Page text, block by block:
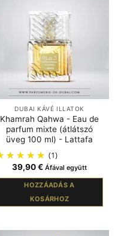
DUBAI KÁVÉ ILLATOK
Khamrah Qahwa - Eau de
parfum mixte (átlátszó
üveg 100 ml) - Lattafa
(1)
39,90€ Áfával együtt
HOZZÁADÁS A
KOSÁRHOZ